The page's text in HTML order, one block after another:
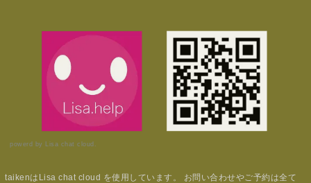
powerd by Lisa chat cloud.
taikenはLisa chat cloud を使用しています。 お問い合わせやご予約は全て